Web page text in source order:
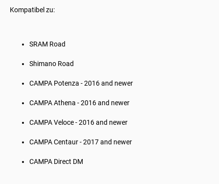
Kompatibel zu:
SRAM Road
Shimano Road
CAMPA Potenza - 2016 and newer
CAMPA Athena - 2016 and newer
CAMPA Veloce - 2016 and newer
CAMPA Centaur - 2017 and newer
CAMPA Direct DM